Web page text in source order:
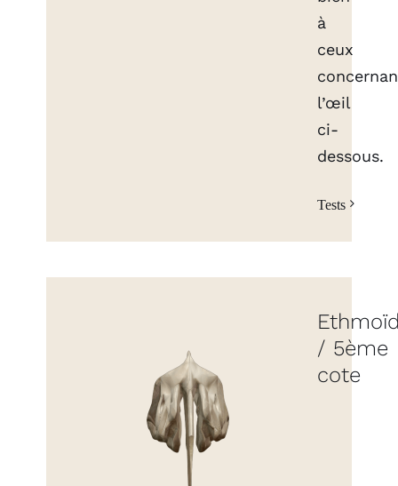
à
ceux
l’œil
ci-
dessous.
Tests
/ 5ème
cote